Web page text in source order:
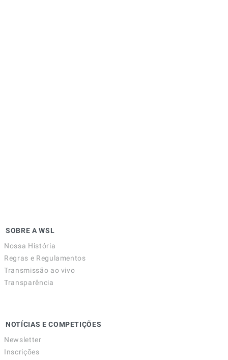
SOBRE A WSL
Nossa História
Regras e Regulamentos
Transmissão ao vivo
Transparência
NOTÍCIAS E COMPETIÇÕES
Newsletter
Inscrições